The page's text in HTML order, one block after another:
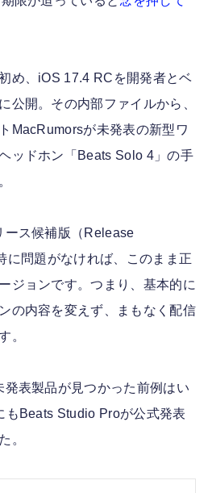
め、iOS 17.4 RCを開発者とベ
公開。その内部ファイルから、
MacRumorsが未発表の新型ワ
ッドホン「Beats Solo 4」の手
。
ース候補版（Release
に問題がなければ、このまま正
ジョンです。つまり、基本的に
の内容を変えず、まもなく配信
。
表製品が見つかった前例はい
もBeats Studio Proが公式発表
。